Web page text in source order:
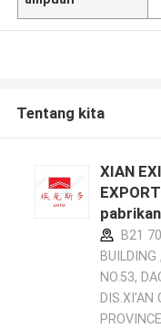
Tentang kita
XIAN
pabrikan
B21
NO.53,
DIS.XI'AN